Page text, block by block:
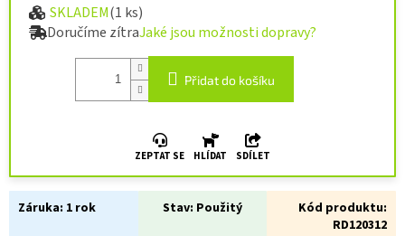
Měrná cena:
SKLADEM(1 ks)
Doručíme zítraJaké jsou možnosti dopravy?
Přidat do košíku
ZEPTAT SE HLÍDAT SDÍLET
Záruka: 1 rok Stav: Použitý
Kód produktu:
RD120312